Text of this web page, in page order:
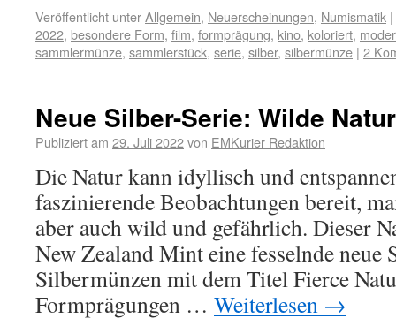
Veröffentlicht unterAllgemein, Neuerscheinungen, Numismatik |
2022, besondere Form, film, formprägung, kino, koloriert,
sammlermünze, sammlerstück, serie, silber, silbermünze | 2
Neue Silber-Serie: Wilde Natur
Publiziert am 29. Juli 2022von EMKurier Redaktion
Die Natur kann idyllisch und
faszinierende Beobachtungen bereit,
aber auch wild und gefährlich. Dieser
New Zealand Mint eine fesselnde neue
Silbermünzen mit dem Titel Fierce
Formprägungen … Weiterlesen →